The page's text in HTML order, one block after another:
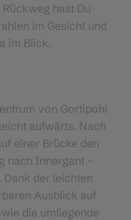
hast Du
im Gesicht und
im Blick.
von Gortipohl
aufwärts. Nach
einer Brücke den
Innergant –
der leichten
Ausblick auf
die umliegende